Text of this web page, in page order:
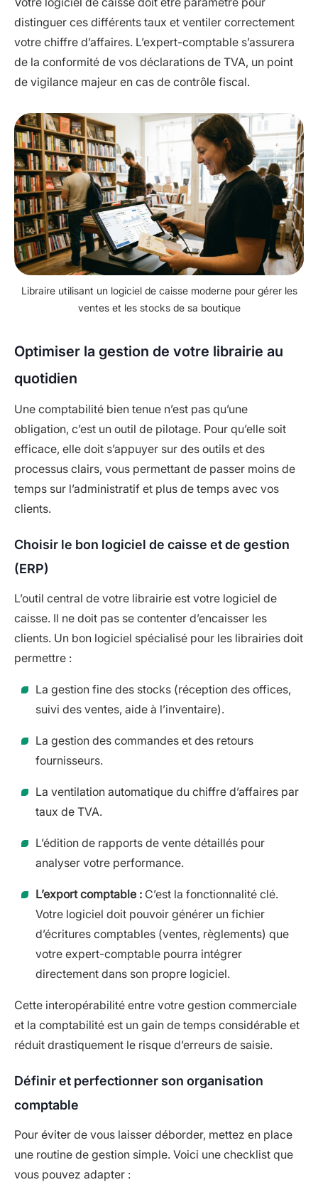
distinguer ces différents taux et ventiler correctement
votre chiffre d’affaires. L’expert-comptable s’assurera
de la conformité de vos déclarations de TVA, un point
de vigilance majeur en cas de contrôle fiscal.
Libraire utilisant un logiciel de caisse moderne pour gérer les
ventes et les stocks de sa boutique
Optimiser la gestion de votre librairie au
quotidien
Une comptabilité bien tenue n’est pas qu’une
obligation, c’est un outil de pilotage. Pour qu’elle soit
efficace, elle doit s’appuyer sur des outils et des
processus clairs, vous permettant de passer moins de
temps sur l’administratif et plus de temps avec vos
clients.
Choisir le bon logiciel de caisse et de gestion
(ERP)
L’outil central de votre librairie est votre logiciel de
caisse. Il ne doit pas se contenter d’encaisser les
clients. Un bon logiciel spécialisé pour les librairies doit
permettre :
La gestion fine des stocks (réception des offices,
suivi des ventes, aide à l’inventaire).
La gestion des commandes et des retours
fournisseurs.
La ventilation automatique du chiffre d’affaires par
taux de TVA.
L’édition de rapports de vente détaillés pour
analyser votre performance.
L’export comptable : C’est la fonctionnalité clé.
Votre logiciel doit pouvoir générer un fichier
d’écritures comptables (ventes, règlements) que
votre expert-comptable pourra intégrer
directement dans son propre logiciel.
Cette interopérabilité entre votre gestion commerciale
et la comptabilité est un gain de temps considérable et
réduit drastiquement le risque d’erreurs de saisie.
Définir et perfectionner son organisation
comptable
Pour éviter de vous laisser déborder, mettez en place
une routine de gestion simple. Voici une checklist que
vous pouvez adapter :